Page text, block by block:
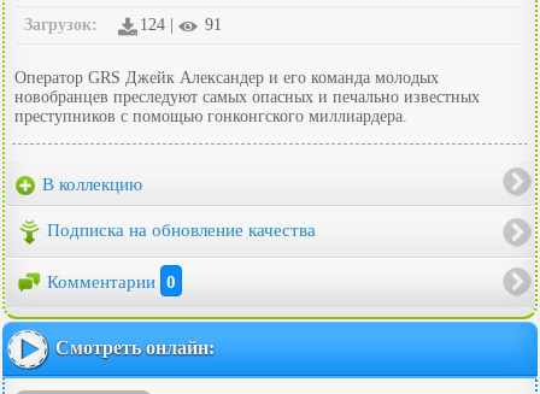
Загрузок:
124 | 91
Оператор GRS Джейк Александер и его команда молодых
новобранцев преследуют самых опасных и печально известных
преступников с помощью гонконгского миллиардера.
В коллекцию
Подписка на обновление качества
Комментарии 0
Смотреть онлайн: